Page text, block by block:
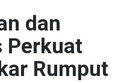
dan
Perkuat
Rumput